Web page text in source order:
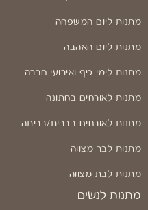
מתנות ליום המשפחה
מתנות ליום האהבה
מתנות לימי כיף ואירועי חברה
מתנות לאורחים בחתונה
מתנות לאורחים בברית/בריתה
מתנות לבר מצווה
מתנות לבת מצווה
מתנות לנשים